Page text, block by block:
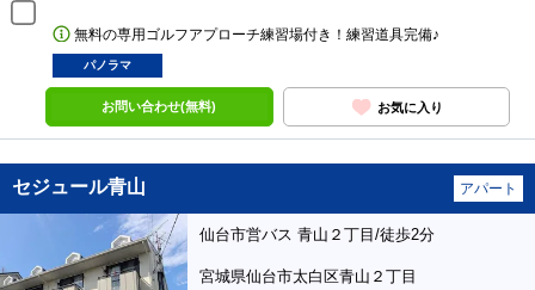
無料の専用ゴルフアプローチ練習場付き！練習道具完備♪
パノラマ
お問い合わせ(無料) お気に入り
セジュール青山 アパート
仙台市営バス 青山２丁目/徒歩2分
宮城県仙台市太白区青山２丁目